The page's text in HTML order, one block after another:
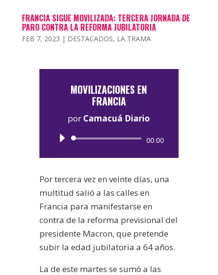
FRANCIA SIGUE MOVILIZADA: TERCERA JORNADA DE
PARO CONTRA LA REFORMA JUBILATORIA
FEB 7, 2023 | DESTACADOS, LA TRAMA
MOVILIZACIONES EN
FRANCIA
por Camacuá Diario
Reproductor
00:00
Por tercera vez en veinte días, una
multitud salió a las calles en
Francia para manifestarse en
contra de la reforma previsional del
presidente Macron, que pretende
subir la edad jubilatoria a 64 años.
La de este martes se sumó a las